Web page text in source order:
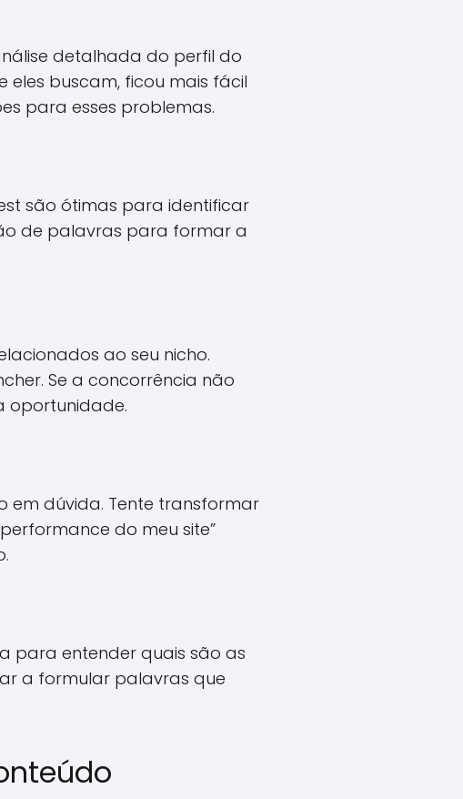
detalhada do perfil do
eles buscam, ficou mais fácil
para esses problemas.
são ótimas para identificar
de palavras para formar a
ao seu nicho.
Se a concorrência não
oportunidade.
em dúvida. Tente transformar
do meu site”
para entender quais são as
a formular palavras que